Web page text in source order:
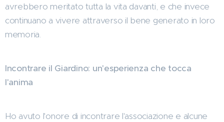
avrebbero meritato tutta la vita davanti, e che invece
continuano a vivere attraverso il bene generato in loro
memoria.
Incontrare il Giardino: un'esperienza che tocca
l'anima
Ho avuto l'onore di incontrare l'associazione e alcune